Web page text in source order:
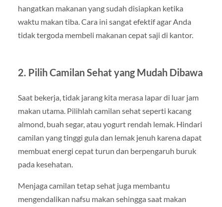
hangatkan makanan yang sudah disiapkan ketika
waktu makan tiba. Cara ini sangat efektif agar Anda
tidak tergoda membeli makanan cepat saji di kantor.
2. Pilih Camilan Sehat yang Mudah Dibawa
Saat bekerja, tidak jarang kita merasa lapar di luar jam
makan utama. Pilihlah camilan sehat seperti kacang
almond, buah segar, atau yogurt rendah lemak. Hindari
camilan yang tinggi gula dan lemak jenuh karena dapat
membuat energi cepat turun dan berpengaruh buruk
pada kesehatan.
Menjaga camilan tetap sehat juga membantu
mengendalikan nafsu makan sehingga saat makan